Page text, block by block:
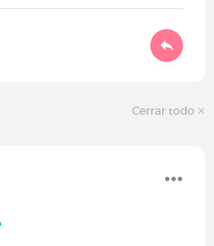
Cerrar todo